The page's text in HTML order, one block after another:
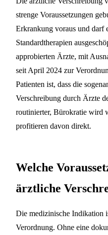
strenge Voraussetzungen
Erkrankung voraus und darf
Standardtherapien
approbierten Ärzte, mit
seit April 2024 zur
Patienten ist, dass die
Verschreibung durch Ärzte
routinierter, Bürokratie wird
profitieren davon direkt.
Welche
ärztliche
Die medizinische Indikation
Verordnung. Ohne eine